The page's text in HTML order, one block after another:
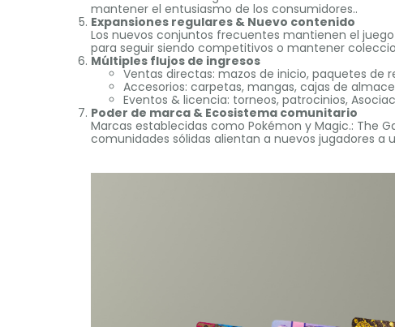
mantener el entusiasmo de los consumidores..
Expansiones regulares & Nuevo contenido
Los nuevos conjuntos frecuentes mantienen el
para seguir siendo competitivos o mantener
Múltiples flujos de ingresos
Ventas directas: mazos de inicio, paquetes de
Accesorios: carpetas, mangas, cajas de
Eventos & licencia: torneos, patrocinios,
Poder de marca & Ecosistema comunitario
Marcas establecidas como Pokémon y Magic.: The
comunidades sólidas alientan a nuevos jugadores a